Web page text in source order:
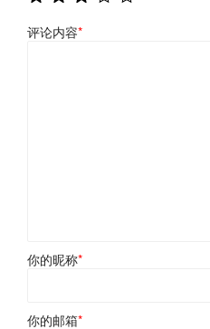
评论内容*
你的昵称*
你的邮箱*